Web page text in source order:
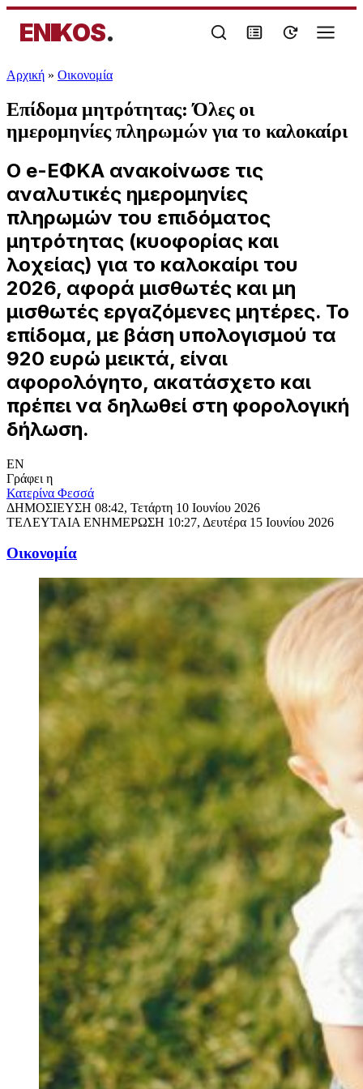
ENIKOS.
Αρχική » Oικονομία
Επίδομα μητρότητας: Όλες οι
ημερομηνίες πληρωμών για το καλοκαίρι
Ο e-ΕΦΚΑ ανακοίνωσε τις
αναλυτικές ημερομηνίες
πληρωμών του επιδόματος
μητρότητας (κυοφορίας και
λοχείας) για το καλοκαίρι του
2026, αφορά μισθωτές και μη
μισθωτές εργαζόμενες μητέρες. Το
επίδομα, με βάση υπολογισμού τα
920 ευρώ μεικτά, είναι
αφορολόγητο, ακατάσχετο και
πρέπει να δηλωθεί στη φορολογική
δήλωση.
EN
Γράφει η
Κατερίνα Φεσσά
ΔΗΜΟΣΙΕΥΣΗ 08:42, Τετάρτη 10 Ιουνίου 2026
ΤΕΛΕΥΤΑΙΑ ΕΝΗΜΕΡΩΣΗ 10:27, Δευτέρα 15 Ιουνίου 2026
Oικονομία